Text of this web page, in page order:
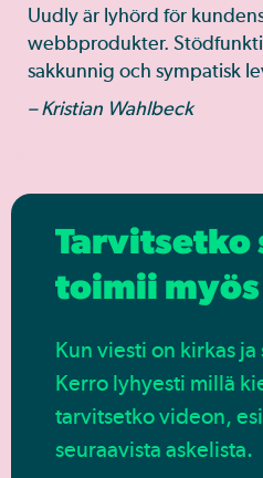
Uudly är lyhörd för
webbprodukter.
sakkunnig och sympatisk
– Kristian Wahlbeck
Tarvitsetko
toimii
Kun viesti on kirkas
Kerro lyhyesti millä
tarvitsetko videon,
seuraavista askelista.